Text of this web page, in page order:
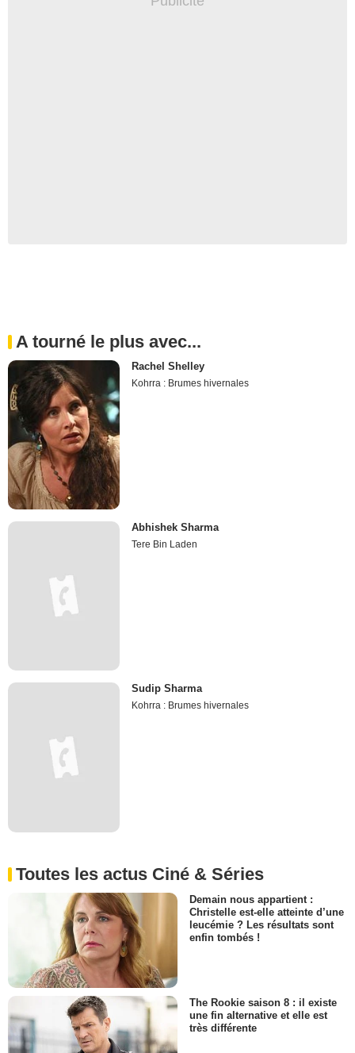
A tourné le plus avec...
Rachel Shelley
Kohrra : Brumes hivernales
Abhishek Sharma
Tere Bin Laden
Sudip Sharma
Kohrra : Brumes hivernales
Toutes les actus Ciné & Séries
Demain nous appartient :
Christelle est-elle atteinte d’une
leucémie ? Les résultats sont
enfin tombés !
The Rookie saison 8 : il existe
une fin alternative et elle est
très différente